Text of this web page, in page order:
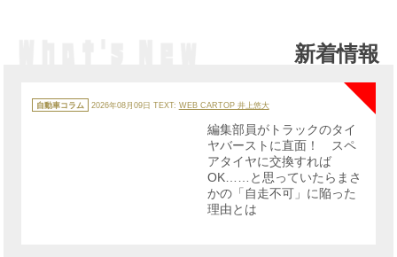
新着情報
テ
ゴ
自動車コラム 2026年08月09日 TEXT: WEB CARTOP 井上悠大
NEW
編集部員がトラックのタイ
ヤバーストに直面！ スペ
アタイヤに交換すれば
OK……と思っていたらまさ
かの「自走不可」に陥った
理由とは